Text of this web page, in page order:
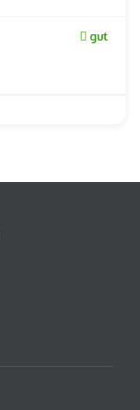
gut